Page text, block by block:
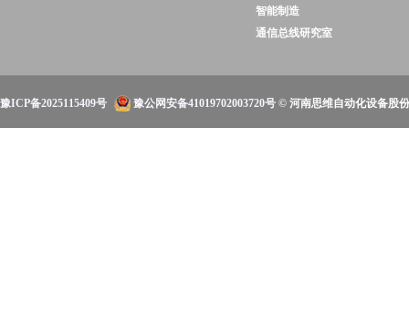
智能制造
通信总线研究室
豫ICP备2025115409号 豫公网安备41019702003720号 © 河南思维自动化设备股